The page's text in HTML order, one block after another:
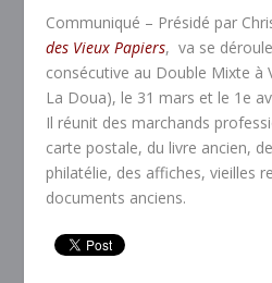
Communiqué – Présidé par
des Vieux Papiers, va se
consécutive au Double Mixte à
La Doua), le 31 mars et le 1e
Il réunit des marchands
carte postale, du livre ancien,
philatélie, des affiches, vieilles
documents anciens.